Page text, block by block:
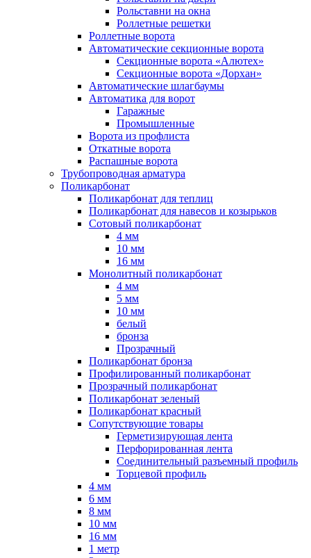
Рольставни на окна
Роллетные решетки
Роллетные ворота
Автоматические секционные ворота
Секционные ворота «Алютех»
Секционные ворота «Дорхан»
Автоматические шлагбаумы
Автоматика для ворот
Гаражные
Промышленные
Ворота из профлиста
Откатные ворота
Распашные ворота
Трубопроводная арматура
Поликарбонат
Поликарбонат для теплиц
Поликарбонат для навесов и козырьков
Сотовый поликарбонат
4 мм
10 мм
16 мм
Монолитный поликарбонат
4 мм
5 мм
10 мм
белый
бронза
Прозрачный
Поликарбонат бронза
Профилированный поликарбонат
Прозрачный поликарбонат
Поликарбонат зеленый
Поликарбонат красный
Сопутствующие товары
Герметизирующая лента
Перфорированная лента
Соединительный разъемный профиль
Торцевой профиль
4 мм
6 мм
8 мм
10 мм
16 мм
1 метр